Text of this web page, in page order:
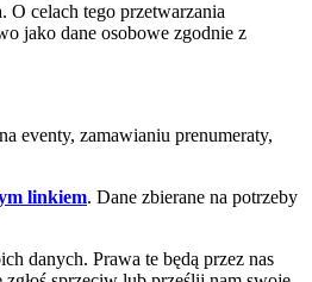
celach tego przetwarzania
jako dane osobowe zgodnie z
eventy, zamawianiu prenumeraty,
linkiem. Dane zbierane na potrzeby
danych. Prawa te będą przez nas